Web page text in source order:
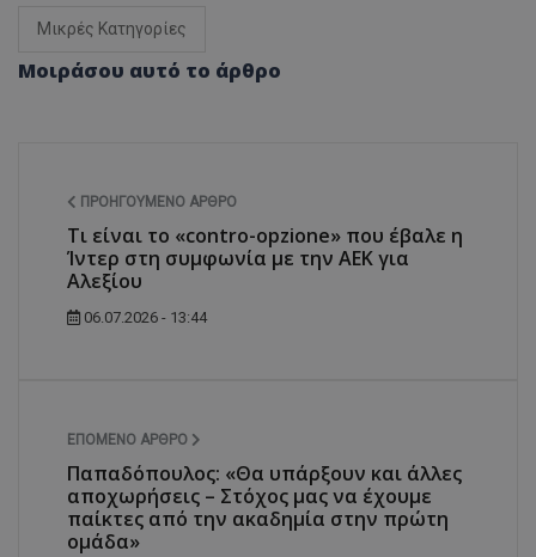
Μικρές Κατηγορίες
Μοιράσου αυτό το άρθρο
ΠΡΟΗΓΟΎΜΕΝΟ ΆΡΘΡΟ
Τι είναι το «contro-opzione» που έβαλε η
Ίντερ στη συμφωνία με την ΑΕΚ για
Αλεξίου
06.07.2026 - 13:44
ΕΠΌΜΕΝΟ ΆΡΘΡΟ
Παπαδόπουλος: «Θα υπάρξουν και άλλες
αποχωρήσεις – Στόχος μας να έχουμε
παίκτες από την ακαδημία στην πρώτη
ομάδα»